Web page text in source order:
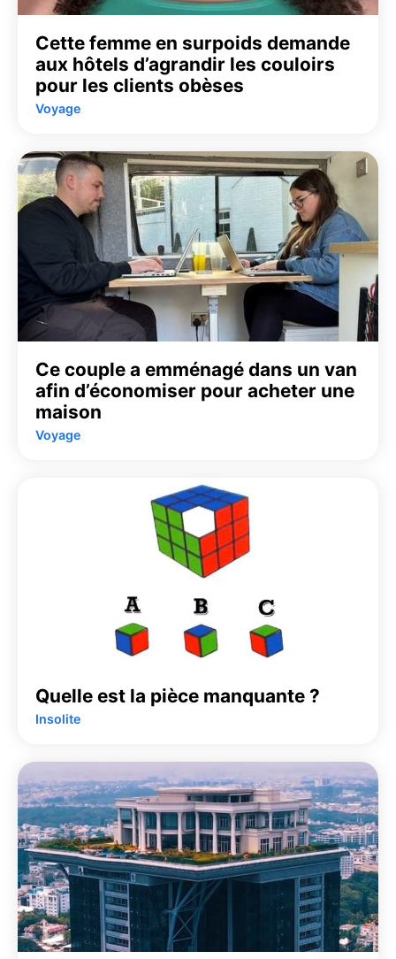
Cette femme en surpoids demande
aux hôtels d’agrandir les couloirs
pour les clients obèses
Voyage
Ce couple a emménagé dans un van
afin d’économiser pour acheter une
maison
Voyage
Quelle est la pièce manquante ?
Insolite